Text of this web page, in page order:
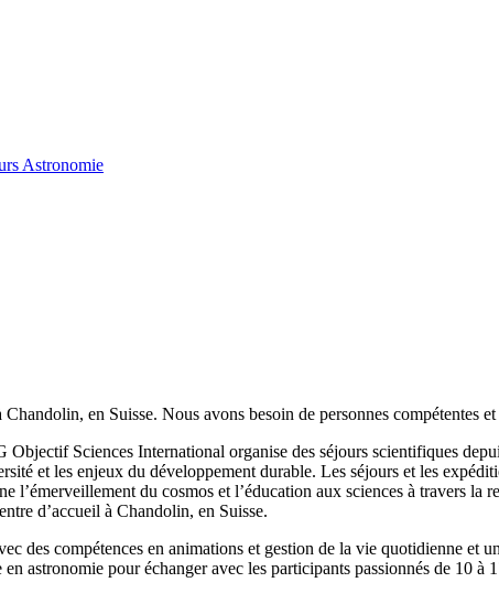
Astronomie
en Suisse. Nous avons besoin de personnes compétentes
Objectif Sciences International organise des séjours scientifiques
et les enjeux du développement durable. Les séjours et les
l’émerveillement du cosmos et l’éducation aux sciences à travers
d’accueil à Chandolin, en Suisse.
des compétences en animations et gestion de la vie quotidienne
astronomie pour échanger avec les participants passionnés de 10